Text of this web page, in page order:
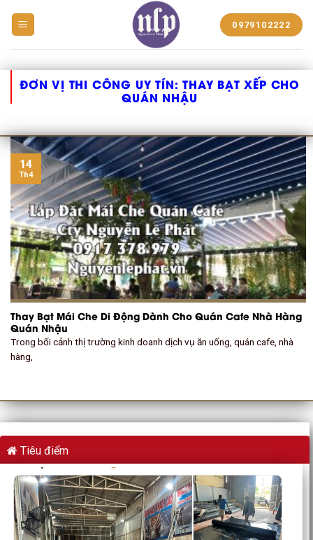
NHỰA
PHÁT
0979102222
ĐƠN VỊ THI CÔNG UY TÍN:THAY BẠT XẾP CHO
QUÁN NHẬU
Thay Bạt Mái Che Di Động Dành Cho Quán Cafe Nhà Hàng
Quán Nhậu
Trong bối cảnh thị trường kinh doanh dịch vụ ăn uống, quán cafe, nhà
hàng,
14
Th4
Tiêu điểm